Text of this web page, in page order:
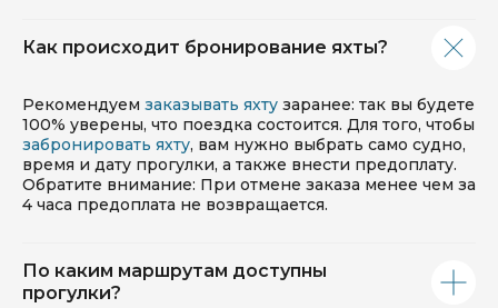
Как происходит бронирование яхты?
Рекомендуем заказывать яхту заранее: так вы будете
100% уверены, что поездка состоится. Для того, чтобы
забронировать яхту, вам нужно выбрать само судно,
время и дату прогулки, а также внести предоплату.
Обратите внимание: При отмене заказа менее чем за
4 часа предоплата не возвращается.
По каким маршрутам доступны
прогулки?